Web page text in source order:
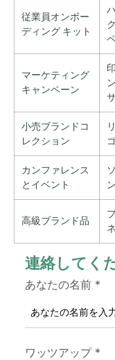
従業員オンボー
ディング キット
マーケティング
キャンペーン
小売ブランドコ
レクション
カンファレンス
とイベント
高級ブランド品
連絡してく
あなたの名前 *
ワッツアップ *